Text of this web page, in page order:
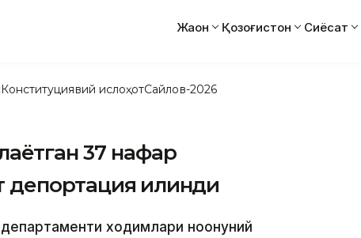
Жаҳон Қозоғистон Сиёсат
Конституциявий ислоҳотСайлов-2026
37 нафар
қилинди
ходимлари ноқонуний